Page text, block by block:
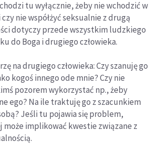
tu wyłącznie, żeby nie wchodzić w
nie współżyć seksualnie z drugą
dotyczy przede wszystkim ludzkiego
do Boga i drugiego człowieka.
na drugiego człowieka: Czy szanuję go
kogoś innego ode mnie? Czy nie
pozorem wykorzystać np., żeby
ego? Na ile traktuję go z szacunkiem
Jeśli tu pojawia się problem,
może implikować kwestie związane z